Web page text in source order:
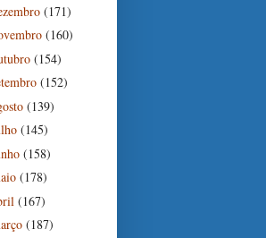
(171)
(160)
(154)
(152)
(139)
(145)
(158)
(178)
(167)
(187)